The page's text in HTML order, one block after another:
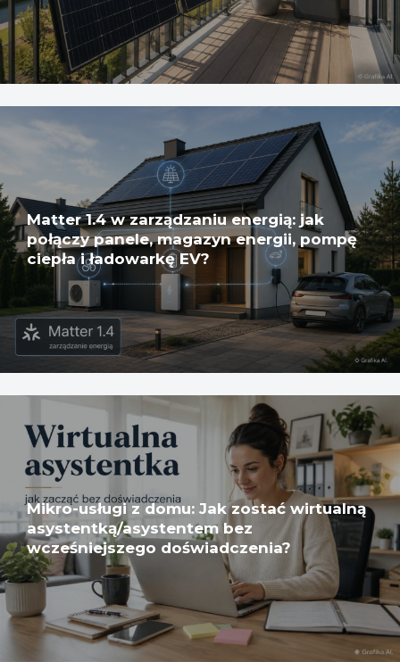
Matter 1.4 w zarządzaniu energią: jak
połączy panele, magazyn energii, pompę
ciepła i ładowarkę EV?
Mikro-usługi z domu: Jak zostać wirtualną
asystentką/asystentem bez
wcześniejszego doświadczenia?